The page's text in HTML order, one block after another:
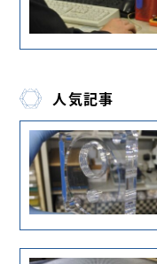
人気記事